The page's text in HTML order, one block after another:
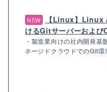
NEW
【Linux】Linux
けるGitサーバーおよび
・製造業向けの社内開発基
ネージドクラウドでのGit